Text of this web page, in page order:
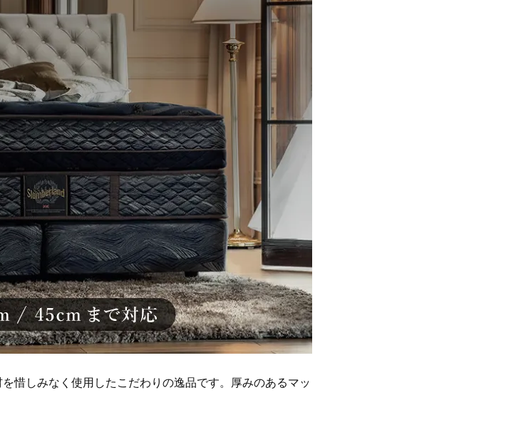
惜しみなく使用したこだわりの逸品です。厚みのあるマッ